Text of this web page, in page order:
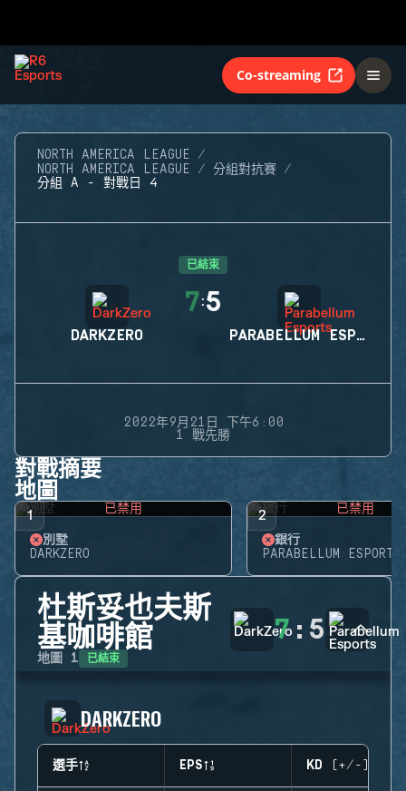
Co-streaming
NORTH AMERICA LEAGUE
NORTH AMERICA LEAGUE
分組對抗賽
分組 A - 對戰日 4
已結束
DARKZERO
7:5
PARABELLUM ESPORTS
2022年9月21日 下午6:00
1 戰先勝
對戰摘要
地圖
1 已禁用
別墅
DARKZERO
2 已禁用
銀行
PARABELLUM ESPORTS
杜斯妥也夫斯
基咖啡館
地圖 1 已結束
7: 5
DARKZERO
選手 EPS KD (+/-)